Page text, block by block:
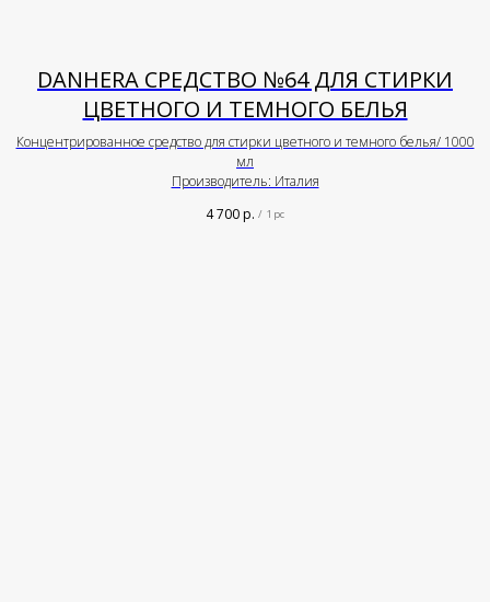
DANHERA СРЕДСТВО №64 ДЛЯ СТИРКИ
ЦВЕТНОГО И ТЕМНОГО БЕЛЬЯ
Концентрированное средство для стирки цветного и темного белья/ 1000
мл
Производитель: Италия
4 700р. / 1 pc